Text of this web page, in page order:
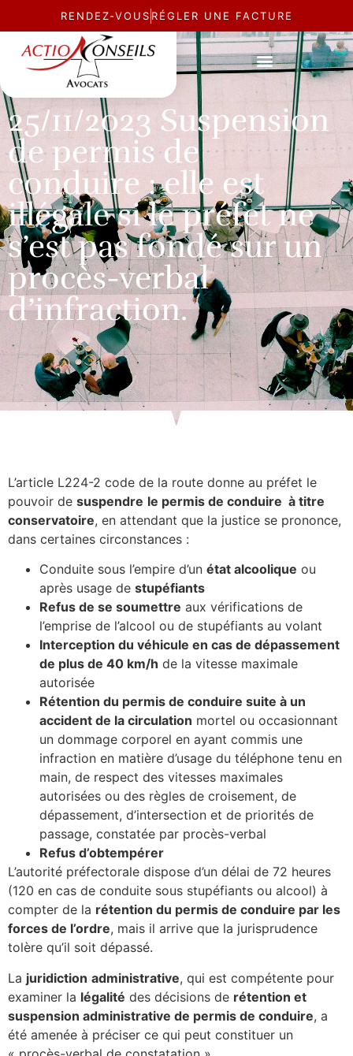
RENDEZ-VOUS RÉGLER UNE FACTURE
ACTUALITÉ
25/11/2023 Suspension
de permis de
conduire : elle est
illégale si le préfet ne
s’est pas fondé sur un
procès-verbal
d’infraction.
L’article L224-2 code de la route donne au préfet le
pouvoir de suspendre le permis de conduire à titre
conservatoire, en attendant que la justice se prononce,
dans certaines circonstances :
Conduite sous l’empire d’un état alcoolique ou
après usage de stupéfiants
Refus de se soumettre aux vérifications de
l’emprise de l’alcool ou de stupéfiants au volant
Interception du véhicule en cas de dépassement
de plus de 40 km/h de la vitesse maximale
autorisée
Rétention du permis de conduire suite à un
accident de la circulation mortel ou occasionnant
un dommage corporel en ayant commis une
infraction en matière d’usage du téléphone tenu en
main, de respect des vitesses maximales
autorisées ou des règles de croisement, de
dépassement, d’intersection et de priorités de
passage, constatée par procès-verbal
Refus d’obtempérer
L’autorité préfectorale dispose d’un délai de 72 heures
(120 en cas de conduite sous stupéfiants ou alcool) à
compter de la rétention du permis de conduire par les
forces de l’ordre, mais il arrive que la jurisprudence
tolère qu’il soit dépassé.
La juridiction administrative, qui est compétente pour
examiner la légalité des décisions de rétention et
suspension administrative de permis de conduire, a
été amenée à préciser ce qui peut constituer un